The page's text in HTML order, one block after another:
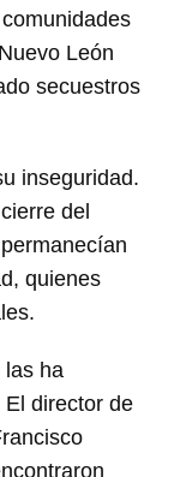
León
secuestros
inseguridad.
del
quienes
las ha
director de